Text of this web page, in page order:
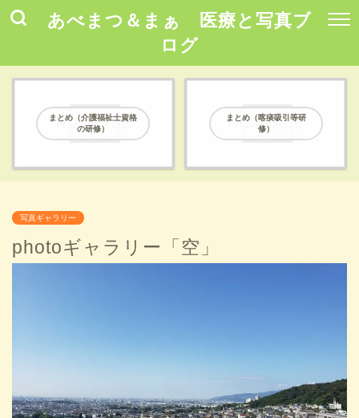
あべまつ＆まぁ 医療と写真ブ
ログ
まとめ（介護福祉士資格
の研修）
まとめ（喀痰吸引等研
修）
写真ギャラリー
photoギャラリー「空」